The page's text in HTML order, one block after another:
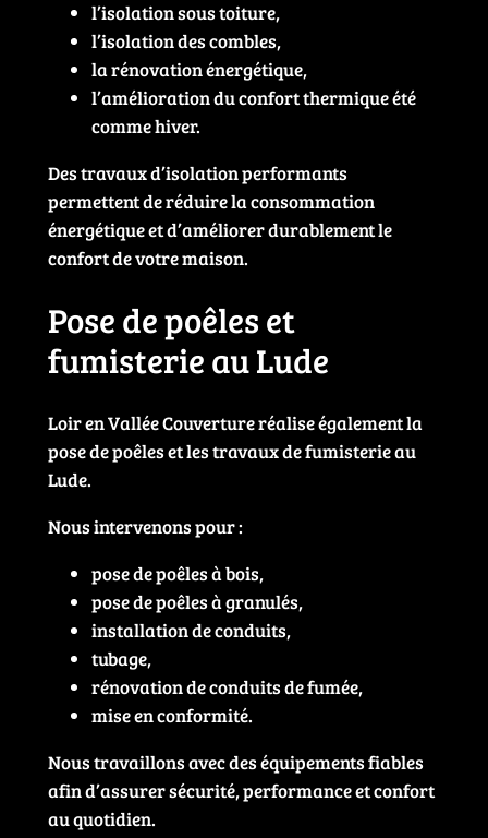
l’isolation sous toiture,
l’isolation des combles,
la rénovation énergétique,
l’amélioration du confort thermique été
comme hiver.
Des travaux d’isolation performants
permettent de réduire la consommation
énergétique et d’améliorer durablement le
confort de votre maison.
Pose de poêles et
fumisterie au Lude
Loir en Vallée Couverture réalise également la
pose de poêles et les travaux de fumisterie au
Lude.
Nous intervenons pour :
pose de poêles à bois,
pose de poêles à granulés,
installation de conduits,
tubage,
rénovation de conduits de fumée,
mise en conformité.
Nous travaillons avec des équipements fiables
afin d’assurer sécurité, performance et confort
au quotidien.